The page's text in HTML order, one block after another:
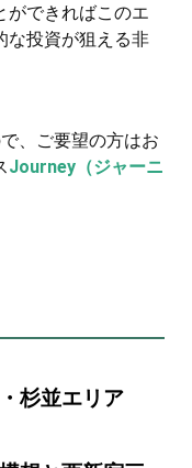
ができればこのエ
な投資が狙える非
、ご要望の方はお
Journey（ジャーニ
杉並エリア